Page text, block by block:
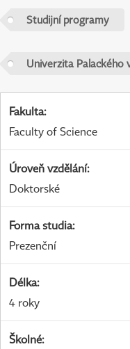
Studijní programy
Univerzita Palackého
Fakulta:
Faculty of Science
Úroveň vzdělání:
Doktorské
Forma studia:
Prezenční
Délka:
4 roky
Školné: